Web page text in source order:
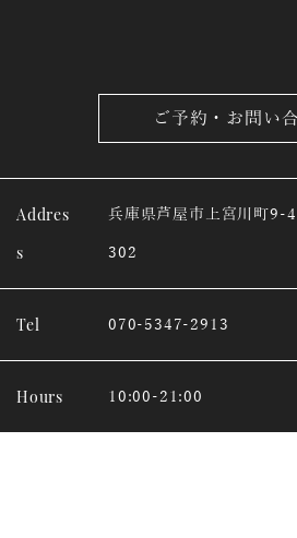
ご予約・お問い
Addres
s
兵庫県芦屋市上宮川町9-
302
Tel 070-5347-2913
Hours 10:00-21:00